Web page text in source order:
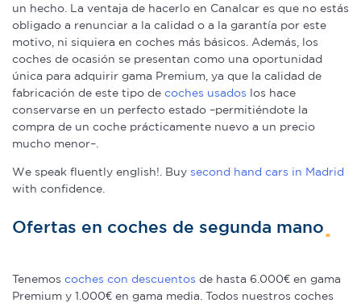
un hecho. La ventaja de hacerlo en Canalcar es que no estás
obligado a renunciar a la calidad o a la garantía por este
motivo, ni siquiera en coches más básicos. Además, los
coches de ocasión se presentan como una oportunidad
única para adquirir gama Premium, ya que la calidad de
fabricación de este tipo de coches usados los hace
conservarse en un perfecto estado –permitiéndote la
compra de un coche prácticamente nuevo a un precio
mucho menor–.
We speak fluently english!. Buy second hand cars in Madrid
with confidence.
Ofertas en coches de segunda mano
Tenemos coches con descuentos de hasta 6.000€ en gama
Premium y 1.000€ en gama media. Todos nuestros coches